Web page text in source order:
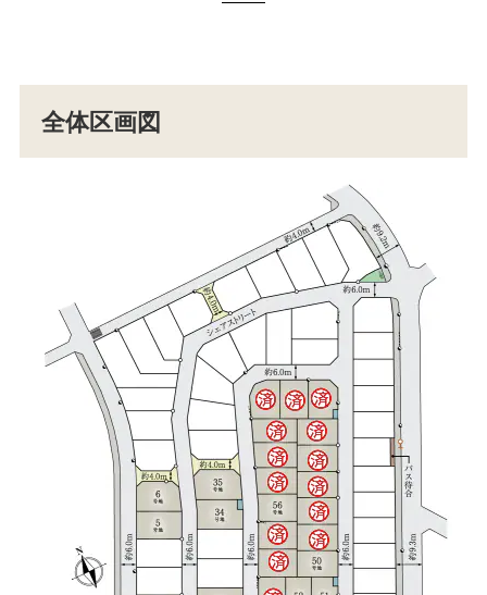
全体区画図